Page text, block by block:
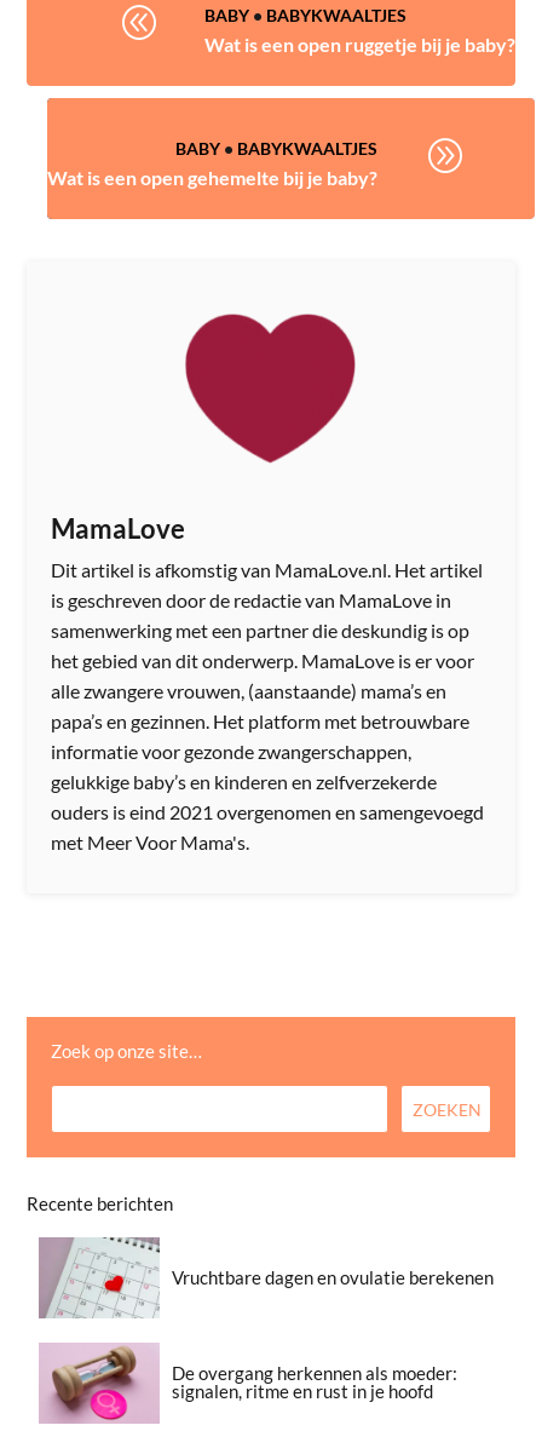
@ BABY• BABYKWAALTJES
Wat is een open ruggetje bij je baby?
BABY• BABYKWAALTJES
Wat is een open gehemelte bij je baby?
A
MamaLove
Dit artikel is afkomstig van MamaLove.nl. Het artikel
is geschreven door de redactie van MamaLove in
samenwerking met een partner die deskundig is op
het gebied van dit onderwerp. MamaLove is er voor
alle zwangere vrouwen, (aanstaande) mama’s en
papa’s en gezinnen. Het platform met betrouwbare
informatie voor gezonde zwangerschappen,
gelukkige baby’s en kinderen en zelfverzekerde
ouders is eind 2021 overgenomen en samengevoegd
met Meer Voor Mama's.
Zoek op onze site…
Recente berichten
Vruchtbare dagen en ovulatie berekenen
De overgang herkennen als moeder:
signalen, ritme en rust in je hoofd